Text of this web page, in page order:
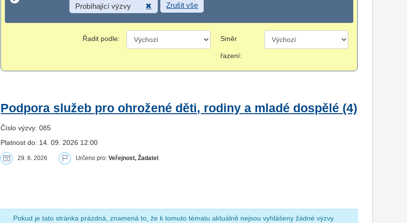
Probíhající výzvy Zrušit vše
Řadit podle: Směr
řazení:
Podpora služeb pro ohrožené děti, rodiny a mladé dospělé (4)
Číslo výzvy: 085
Platnost do: 14. 09. 2026 12:00
29. 6. 2026 Určeno pro:Veřejnost, Žadatel
Pokud je tato stránka prázdná, znamená to, že k tomuto tématu aktuálně nejsou vyhlášeny žádné výzvy.